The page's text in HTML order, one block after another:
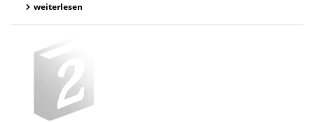
weiterlesen